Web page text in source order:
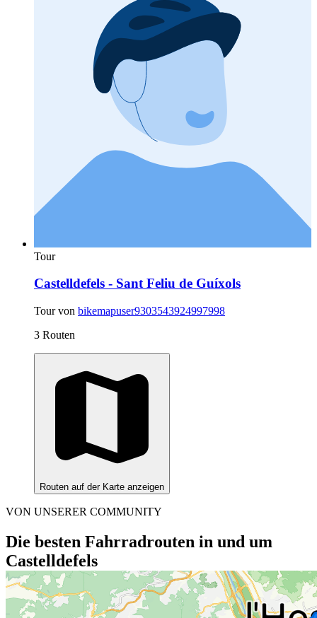
Tour
Castelldefels - Sant Feliu de Guíxols
Tour von bikemapuser9303543924997998
3 Routen
Routen auf der Karte anzeigen
VON UNSERER COMMUNITY
Die besten Fahrradrouten in und um
Castelldefels